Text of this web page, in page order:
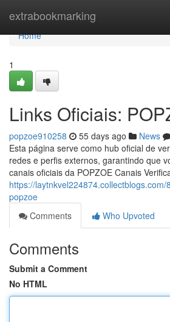
extrabookmarking
Home
Home
1
Links Oficiais:
popzoe910258 55 days ago News
Esta página serve como hub oficial de
redes e perfis externos, garantindo que
canais oficiais da POPZOE Canais
https://
popzoe
Comments
Who Upvoted
Comments
Submit a Comment
No HTML